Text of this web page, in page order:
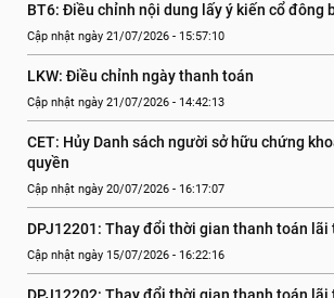
BT6: Điều chỉnh nội dung lấy ý kiến cổ đông
Cập nhật ngày 21/07/2026 - 15:57:10
LKW: Điều chỉnh ngày thanh toán
Cập nhật ngày 21/07/2026 - 14:42:13
CET: Hủy Danh sách người sở hữu chứng
quyền
Cập nhật ngày 20/07/2026 - 16:17:07
DPJ12201: Thay đổi thời gian thanh toán
Cập nhật ngày 15/07/2026 - 16:22:16